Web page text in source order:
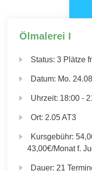
Ölmalerei I
Status:3 Plätze
Datum: Mo.
Uhrzeit: 18:00 -
Ort: 2.05 AT3
Kursgebühr:
43,00€/Monat f.
Dauer: 21